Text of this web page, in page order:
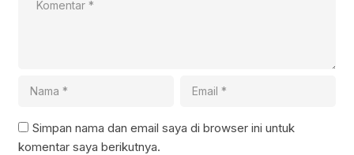
Simpan nama dan email saya di browser ini untuk
komentar saya berikutnya.